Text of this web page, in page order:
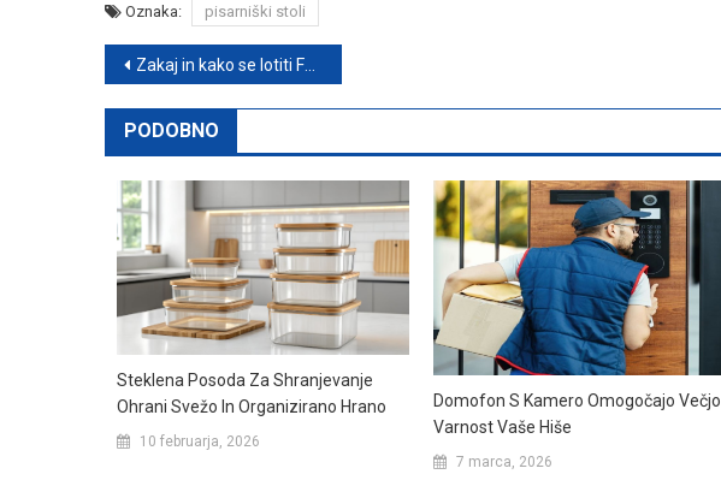
Oznaka: pisarniški stoli
Navigacija
prispevka
Zakaj in kako se lotiti Facebook oglaševanja
PODOBNO
Steklena Posoda Za Shranjevanje
Ohrani Svežo In Organizirano Hrano
10 februarja, 2026
Domofon S Kamero Omogočajo Večjo
Varnost Vaše Hiše
7 marca, 2026